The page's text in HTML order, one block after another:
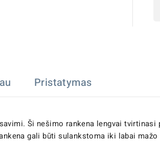
Pristatymas
Ši nešimo rankena lengvai
gali būti sulankstoma iki labai